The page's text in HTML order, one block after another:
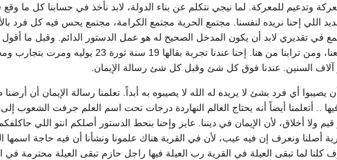
اللي إحنا نريده لنفسنا. مجتمع الحرية مجتمع الكرامة، مجتمع يحس فيه كل فرد
في تقديري لابد أن يكون المدخل الصحيح له هو عمل الدستور الدائم. وقبل ما
يكون دستورنا مستمد من واقعنا، ومن ترابنا من
آلاف السنين. عندنا فوق كل شئ وقبل كل شئ رسالة الإيمان.
يصيبوا أي فرد بشئ لا يريده له الله لا يصيبوه به أبداً. تعلمنا رسالة الإيمان أن
.. أتعلمنا أيضاً أنه يحتاج العالم النهاردة درجات تحت اسم العلم جرفت الشعوب
ولا أخلاق، لأن الإيمان في ديننا. عايز وإحنا بنحط الدستور أصلكم انتو اللي
أصلنا ونعرف إن فيه عيب، لأن في القرية هناك علمونا ونشأنا أن فيه حاجة
لما تبقى العيلة في القرية رب العيلة فيها راجل حازم تبقى العيلة محترمة في